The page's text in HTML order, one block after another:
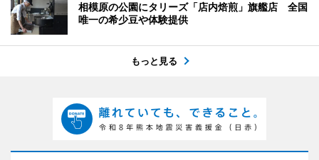
相模原の公園にタリーズ「店内焙煎」旗艦店 全国
唯一の希少豆や体験提供
もっと見る